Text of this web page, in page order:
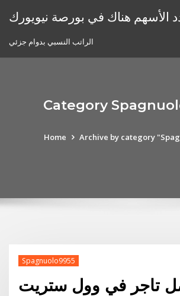
الأسهم هناك في بورصة نيويورك
الراتب النسبي بدوام جزئي
Category
Home Archive by category
Spagnuolo9955
تاجر في وول ستريت